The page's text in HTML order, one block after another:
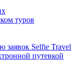
туров
заявок Selfie Travel
путевкой